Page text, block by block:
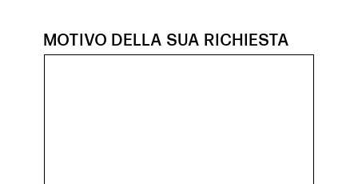
MOTIVO DELLA SUA RICHIESTA